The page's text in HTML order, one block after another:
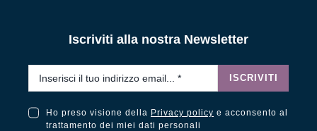
Iscriviti alla nostra Newsletter
ISCRIVITI
Ho preso visione della Privacy policy e acconsento al
trattamento dei miei dati personali